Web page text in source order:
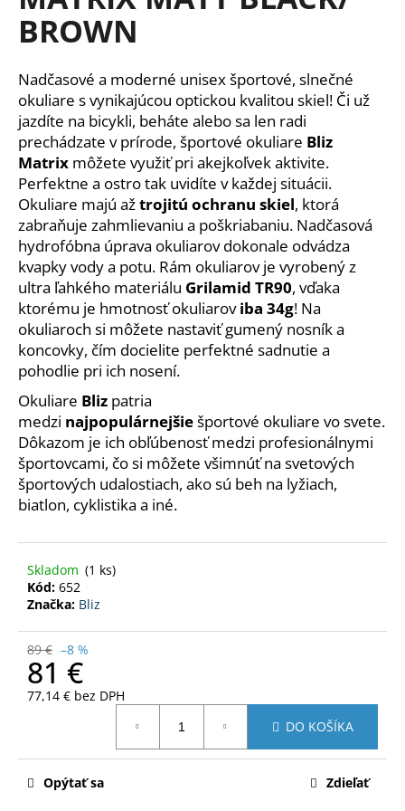
0,0
hviezdičiek.
BROWN
Nadčasové a moderné unisex športové, slnečné
okuliare s vynikajúcou optickou kvalitou skiel! Či už
jazdíte na bicykli, beháte alebo sa len radi
prechádzate v prírode, športové okuliare Bliz
Matrix môžete využiť pri akejkoľvek aktivite.
Perfektne a ostro tak uvidíte v každej situácii.
Okuliare majú ažtrojitú ochranu skiel, ktorá
zabraňuje zahmlievaniu a poškriabaniu. Nadčasová
hydrofóbna úprava okuliarov dokonale odvádza
kvapky vody a potu. Rám okuliarov je vyrobený z
ultra ľahkého materiálu Grilamid TR90, vďaka
ktorému je hmotnosť okuliarov iba 34g! Na
okuliaroch si môžete nastaviť gumený nosník a
koncovky, čím docielite perfektné sadnutie a
pohodlie pri ich nosení.
Okuliare Bliz patria
medzi najpopulárnejšiešportové okuliare vo svete.
Dôkazom je ich obľúbenosť medzi profesionálnymi
športovcami, čo si môžete všimnúť na svetových
športových udalostiach, ako sú beh na lyžiach,
biatlon, cyklistika a iné.
Skladom (1 ks)
Kód: 652
Značka: Bliz
89 € –8 %
81 €
77,14 € bez DPH
DO KOŠÍKA
Opýtať sa Zdieľať
á
j
s
ť
?
HĽADAŤ
O
d
p
o
r
č
a
m
e
77
Pôvodne:
€